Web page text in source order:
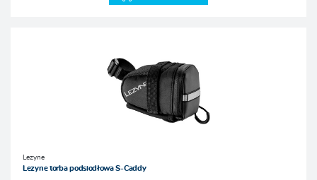
Lezyne
Lezyne torba podsiodłowa S-Caddy